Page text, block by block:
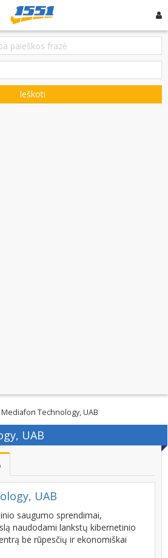
Ieškoti
Mediafon Technology, UAB
UAB
UAB
saugumo sprendimai,
naudodami lankstų kibernetinio
be rūpesčių ir ekonomiškai